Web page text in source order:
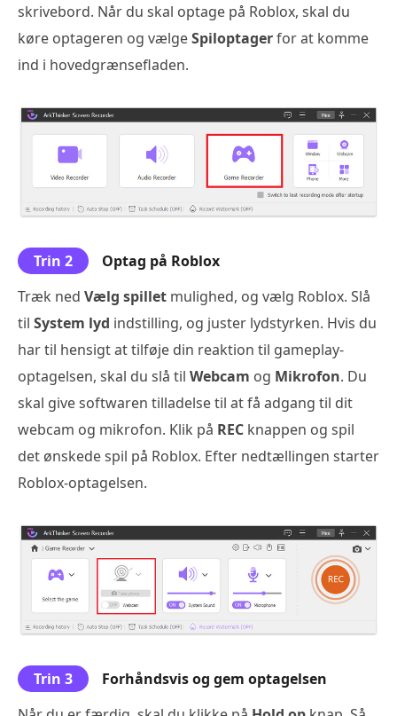
skrivebord. Når du skal optage på Roblox, skal du
køre optageren og vælgeSpiloptagerfor at komme
ind i hovedgrænsefladen.
Trin 2
Optag på Roblox
Træk ned Vælg spillet mulighed, og vælg Roblox. Slå
til System lyd indstilling, og juster lydstyrken. Hvis du
har til hensigt at tilføje din reaktion til gameplay-
optagelsen, skal du slå til Webcam og Mikrofon. Du
skal give softwaren tilladelse til at få adgang til dit
webcam og mikrofon. Klik på REC knappen og spil
det ønskede spil på Roblox. Efter nedtællingen starter
Roblox-optagelsen.
Trin 3
Forhåndsvis og gem optagelsen